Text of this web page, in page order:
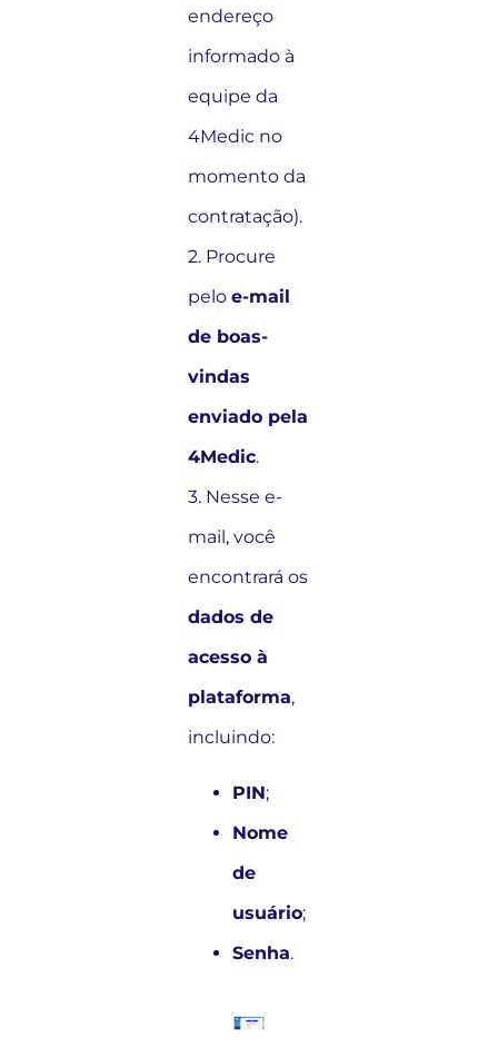
endereço
informado à
equipe da
4Medic no
momento da
contratação).
2. Procure
peloe-mail
de boas-
vindas
enviado pela
4Medic.
3. Nesse e-
mail, você
encontrará os
dados de
acesso à
plataforma,
incluindo:
PIN;
Nome
de
usuário;
Senha.